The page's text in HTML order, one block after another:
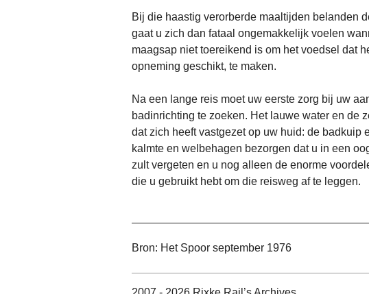
Bij die haastig verorberde maaltijden belanden
gaat u zich dan fataal ongemakkelijk voelen
maagsap niet toereikend is om het voedsel dat
opneming geschikt, te maken.
Na een lange reis moet uw eerste zorg bij uw
badinrichting te zoeken. Het lauwe water en de
dat zich heeft vastgezet op uw huid: de badkuip
kalmte en welbehagen bezorgen dat u in een
zult vergeten en u nog alleen de enorme
die u gebruikt hebt om die reisweg af te leggen.
Bron: Het Spoor september 1976